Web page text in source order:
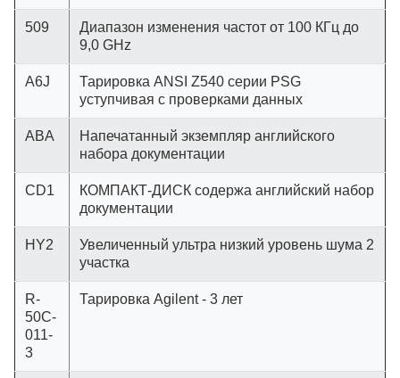
509
Диапазон изменения частот от 100 КГц до
9,0 GHz
A6J
Тарировка ANSI Z540 серии PSG
уступчивая с проверками данных
ABA
Напечатанный экземпляр английского
набора документации
CD1
КОМПАКТ-ДИСК содержа английский набор
документации
HY2
Увеличенный ультра низкий уровень шума 2
участка
R-
50C-
011-
3
Тарировка Agilent - 3 лет